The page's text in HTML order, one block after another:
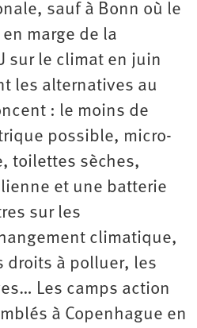
sauf à Bonn où le
marge de la
sur le climat en juin
les alternatives au
: le moins de
possible, micro-
toilettes sèches,
et une batterie
sur les
climatique,
droits à polluer, les
Les camps action
à Copenhague en